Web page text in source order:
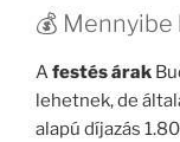
💰
Afestés árak
lehetnek, de
alapú díjazás